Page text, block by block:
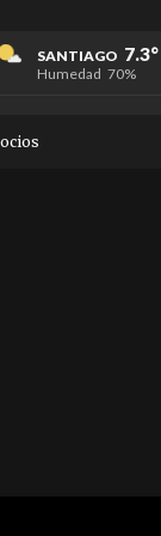
SANTIAGO 7.3°
Humedad 70%